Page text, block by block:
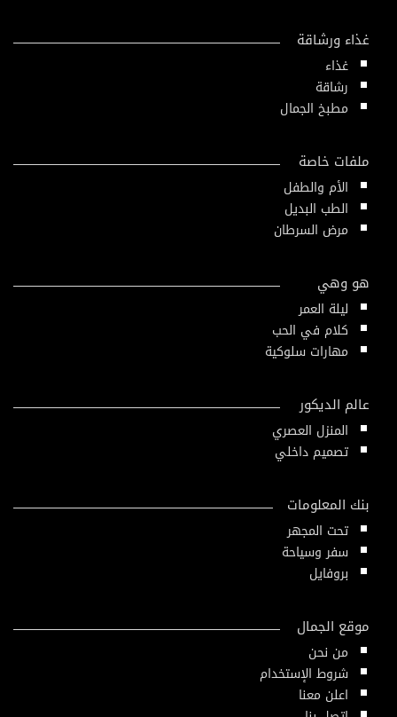
غذاء ورشاقة
غذاء
رشاقة
مطبخ الجمال
ملفات خاصة
الأم والطفل
الطب البديل
مرض السرطان
هو وهي
ليلة العمر
كلام في الحب
مهارات سلوكية
عالم الديكور
المنزل العصري
تصميم داخلي
بنك المعلومات
تحت المجهر
سفر وسياحة
بروفايل
موقع الجمال
من نحن
شروط الإستخدام
اعلن معنا